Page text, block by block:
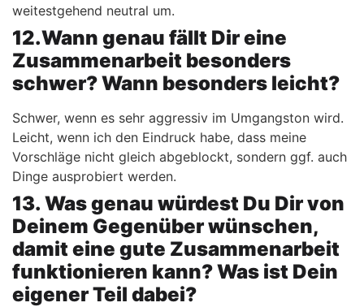
weitestgehend neutral um.
12.Wann genau fällt Dir eine
Zusammenarbeit besonders
schwer? Wann besonders leicht?
Schwer, wenn es sehr aggressiv im Umgangston wird.
Leicht, wenn ich den Eindruck habe, dass meine
Vorschläge nicht gleich abgeblockt, sondern ggf. auch
Dinge ausprobiert werden.
13. Was genau würdest Du Dir von
Deinem Gegenüber wünschen,
damit eine gute Zusammenarbeit
funktionieren kann? Was ist Dein
eigener Teil dabei?